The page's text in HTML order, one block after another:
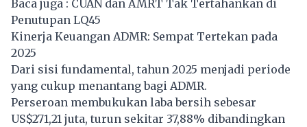
Baca juga : CUAN dan AMRT Tak Tertahankan di
Penutupan LQ45
Kinerja Keuangan ADMR: Sempat Tertekan pada
2025
Dari sisi fundamental, tahun 2025 menjadi periode
yang cukup menantang bagi ADMR.
Perseroan membukukan laba bersih sebesar
US$271,21 juta, turun sekitar 37,88% dibandingkan